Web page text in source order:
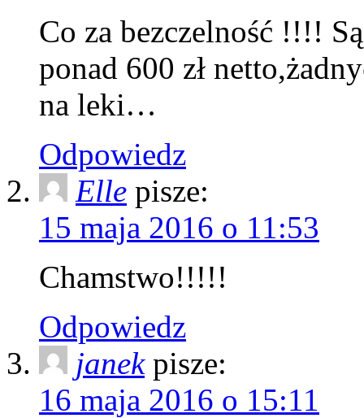
Co za bezczelność !!!!
ponad 600 zł
na leki…
Odpowiedz
Elle pisze:
15 maja 2016 o 11:53
Chamstwo!!!!!
Odpowiedz
janek pisze:
16 maja 2016 o 15:11